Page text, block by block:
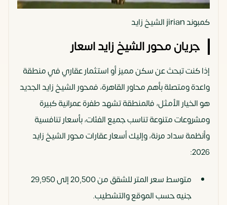
كمبوند jirian الشيخ زايد
جريان محور الشيخ زايد اسعار
إذا كنت تبحث عن سكن مميز أو استثمار عقاري في منطقة
واعدة ومتصلة بأهم محاور القاهرة، فمحور الشيخ زايد الجديد
هو الخيار الأمثل، فالمنطقة تشهد طفرة عمرانية كبيرة
ومشروعات متنوعة تناسب جميع الفئات، بأسعار تنافسية
وأنظمة سداد مرنة، وإليك أسعار عقارات محور الشيخ زايد
2026:
متوسط سعر المتر للشقق من 20,500 إلى 29,950
جنيه حسب الموقع والتشطيب.